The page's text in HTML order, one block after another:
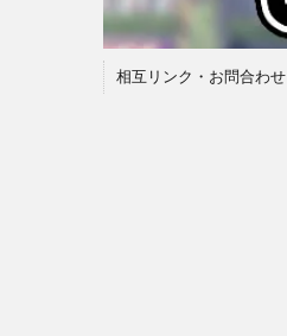
相互リンク・お問合わせ